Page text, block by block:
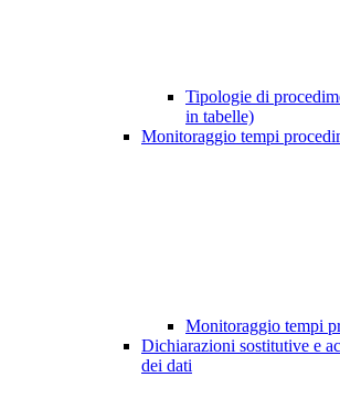
Tipologie di
in tabelle)
Monitoraggio tempi
Monitoraggio tempi
Dichiarazioni sostitutive e
dei dati